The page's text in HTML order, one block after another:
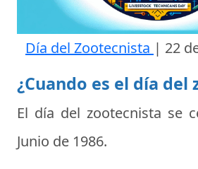
Día del Zootecnista | 22
¿Cuando es el día del
El día del zootecnista se
Junio de 1986.